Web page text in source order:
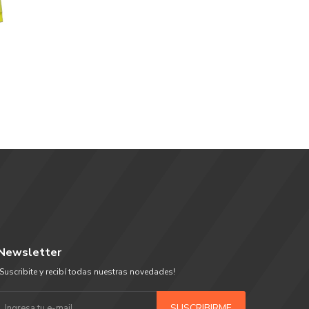
y recibí todas nuestras novedades!